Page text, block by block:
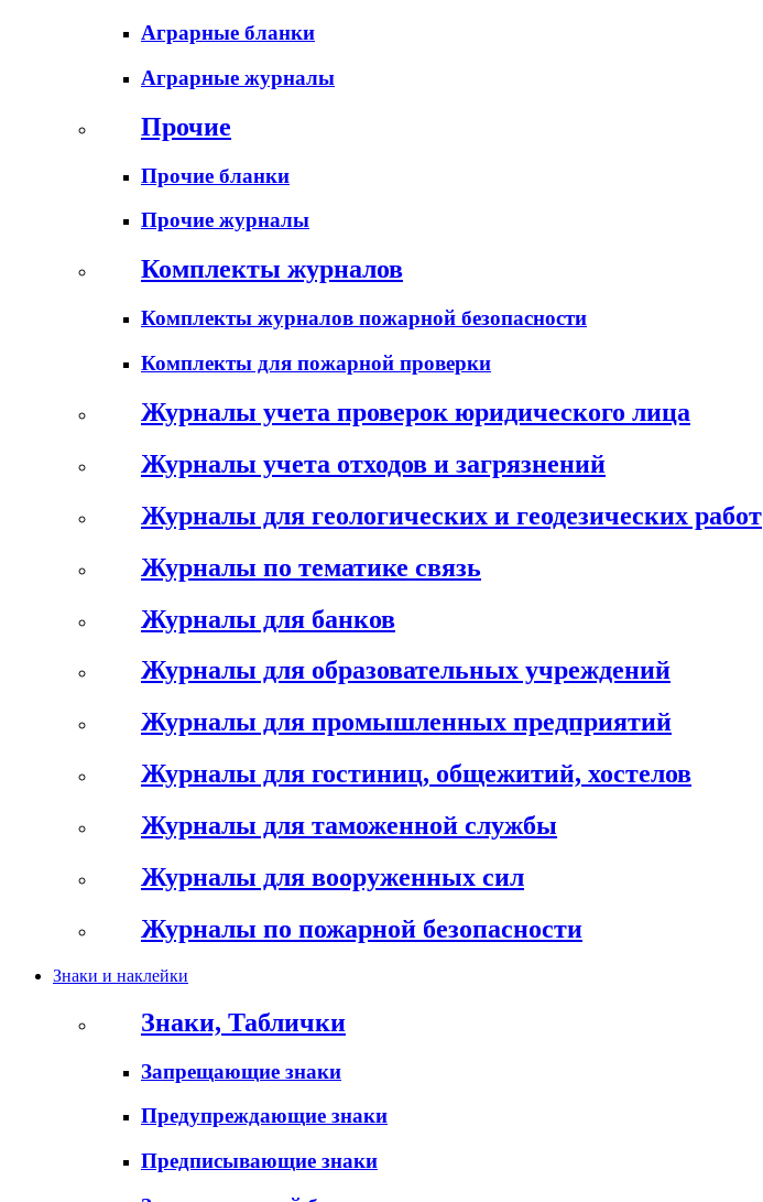
Аграрные бланки
Аграрные журналы
Прочие
Прочие бланки
Прочие журналы
Комплекты журналов
Комплекты журналов пожарной безопасности
Комплекты для пожарной проверки
Журналы учета проверок юридического лица
Журналы учета отходов и загрязнений
Журналы для геологических и геодезических работ
Журналы по тематике связь
Журналы для банков
Журналы для образовательных учреждений
Журналы для промышленных предприятий
Журналы для гостиниц, общежитий, хостелов
Журналы для таможенной службы
Журналы для вооруженных сил
Журналы по пожарной безопасности
Знаки и наклейки
Знаки, Таблички
Запрещающие знаки
Предупреждающие знаки
Предписывающие знаки